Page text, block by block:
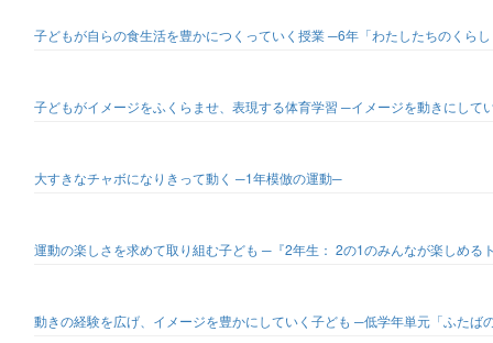
子どもが自らの食生活を豊かにつくっていく授業 ─6年「わたしたちのくら
子どもがイメージをふくらませ、表現する体育学習 ─イメージを動きにして
大すきなチャボになりきって動く ─1年模倣の運動─
運動の楽しさを求めて取り組む子ども ─『2年生： 2の1のみんなが楽しめる
動きの経験を広げ、イメージを豊かにしていく子ども ─低学年単元「ふたば